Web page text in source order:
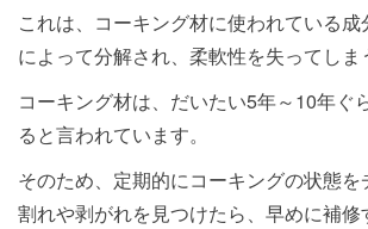
これは、コーキング材に使われている
によって分解され、柔軟性を失ってしま
コーキング材は、だいたい5年～10年ぐ
ると言われています。
そのため、定期的にコーキングの状態
割れや剥がれを見つけたら、早めに補